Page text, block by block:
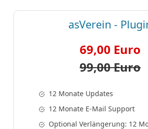
asVerein -
69,00 Euro
99,00 Euro
12 Monate Updates
12 Monate E-Mail Support
Optional Verlängerung: 12